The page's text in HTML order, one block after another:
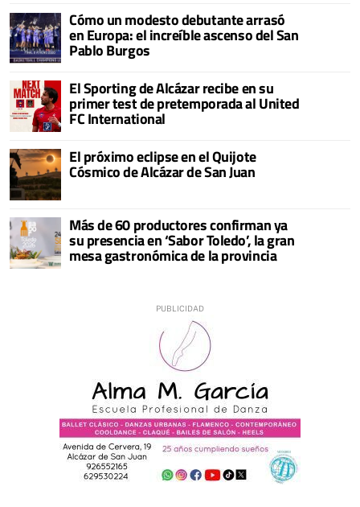
Cómo un modesto debutante arrasó
en Europa: el increíble ascenso del San
Pablo Burgos
El Sporting de Alcázar recibe en su
primer test de pretemporada al United
FC International
El próximo eclipse en el Quijote
Cósmico de Alcázar de San Juan
Más de 60 productores confirman ya
su presencia en ‘Sabor Toledo’, la gran
mesa gastronómica de la provincia